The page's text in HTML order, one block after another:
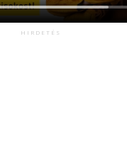
HIRDETÉS